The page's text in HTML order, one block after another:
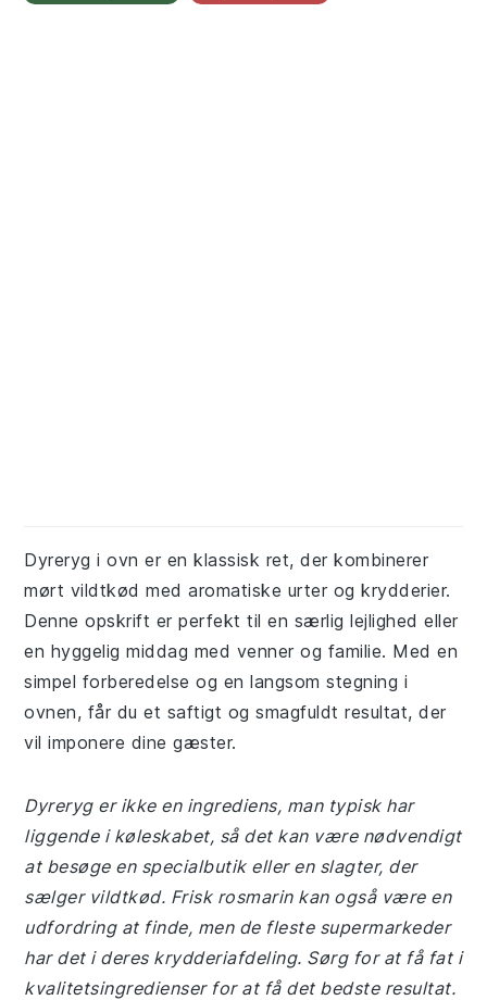
Dyreryg i ovn er en klassisk ret, der kombinerer
mørt vildtkød med aromatiske urter og krydderier.
Denne opskrift er perfekt til en særlig lejlighed eller
en hyggelig middag med venner og familie. Med en
simpel forberedelse og en langsom stegning i
ovnen, får du et saftigt og smagfuldt resultat, der
vil imponere dine gæster.
Dyreryg er ikke en ingrediens, man typisk har
liggende i køleskabet, så det kan være nødvendigt
at besøge en specialbutik eller en slagter, der
sælger vildtkød. Frisk rosmarin kan også være en
udfordring at finde, men de fleste supermarkeder
har det i deres krydderiafdeling. Sørg for at få fat i
kvalitetsingredienser for at få det bedste resultat.